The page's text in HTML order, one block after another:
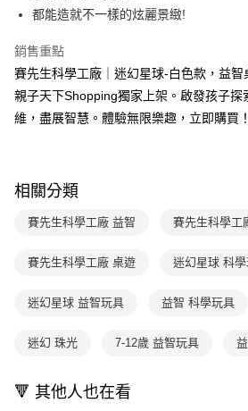
醒簡訊。
帳／街口支付／iPASS MONEY」等通路繳費。
【注意事項】
1.本服務係由「台灣大哥大股份有限公司」（
用戶於交易時，得透過本服務購買商品或服務，
由本公司與您本人進行分期帳單所需資料之確認
3.完整用戶服務條款，請詳閱以下連結：
【「AFTEE先享後付」結帳流程】
結帳頁面，進行簡訊認證並確認金額後，即可完
２．訂單成立數日內，您將收到繳費通知簡訊。
３．收到繳費通知簡訊後14天內，點擊此簡訊
ATM／網路銀行／等多元方式進行付款，方視
※ 請注意：結帳手續完成當下不需立刻繳費，
購買商品的店家。未經商家同意取消之訂單仍視
客戶支援中心」
【注意事項】
權轉讓予恩沛科技股份有限公司。
https://aftee.tw/terms/#terms3
任。
請求用戶進行身份認證。
每筆NT$70，滿NT$800(含以上)免運費
都能造就不一樣的炫麗景緻!
銷售重點
賽先生科學工廠｜迷幻星球-白色款，益智
親子天下Shopping獨家上架。啟發孩子探
維，盡展智慧。體驗無限樂趣，立即購買！
相關分類
賽先生科學工廠 益智 賽先生科學工
賽先生科學工廠 桌遊 迷幻星球 科
迷幻星球 益智玩具 益智 科學玩具
迷幻 珠光 7-12歲 益智玩具
🔻 其他人也在看